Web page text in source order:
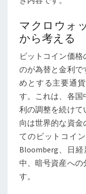
マクロウォ
から考える
ビットコイン価
のが為替と金利で
めとする主要通
す。これは、各国
利の調整を続けて
向は世界的な資金
てのビットコイ
Bloomberg、日
中、暗号資産へ
す。